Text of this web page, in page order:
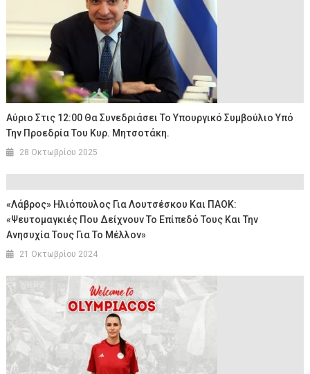
Αύριο Στις 12:00 Θα Συνεδριάσει Το Υπουργικό Συμβούλιο Υπό
Την Προεδρία Του Κυρ. Μητσοτάκη.
28 Οκτωβρίου 2025
«Λάβρος» Ηλιόπουλος Για Λουτσέσκου Και ΠΑΟΚ:
«Ψευτομαγκιές Που Δείχνουν Το Επίπεδό Τους Και Την
Ανησυχία Τους Για Το Μέλλον»
21 Οκτωβρίου 2024